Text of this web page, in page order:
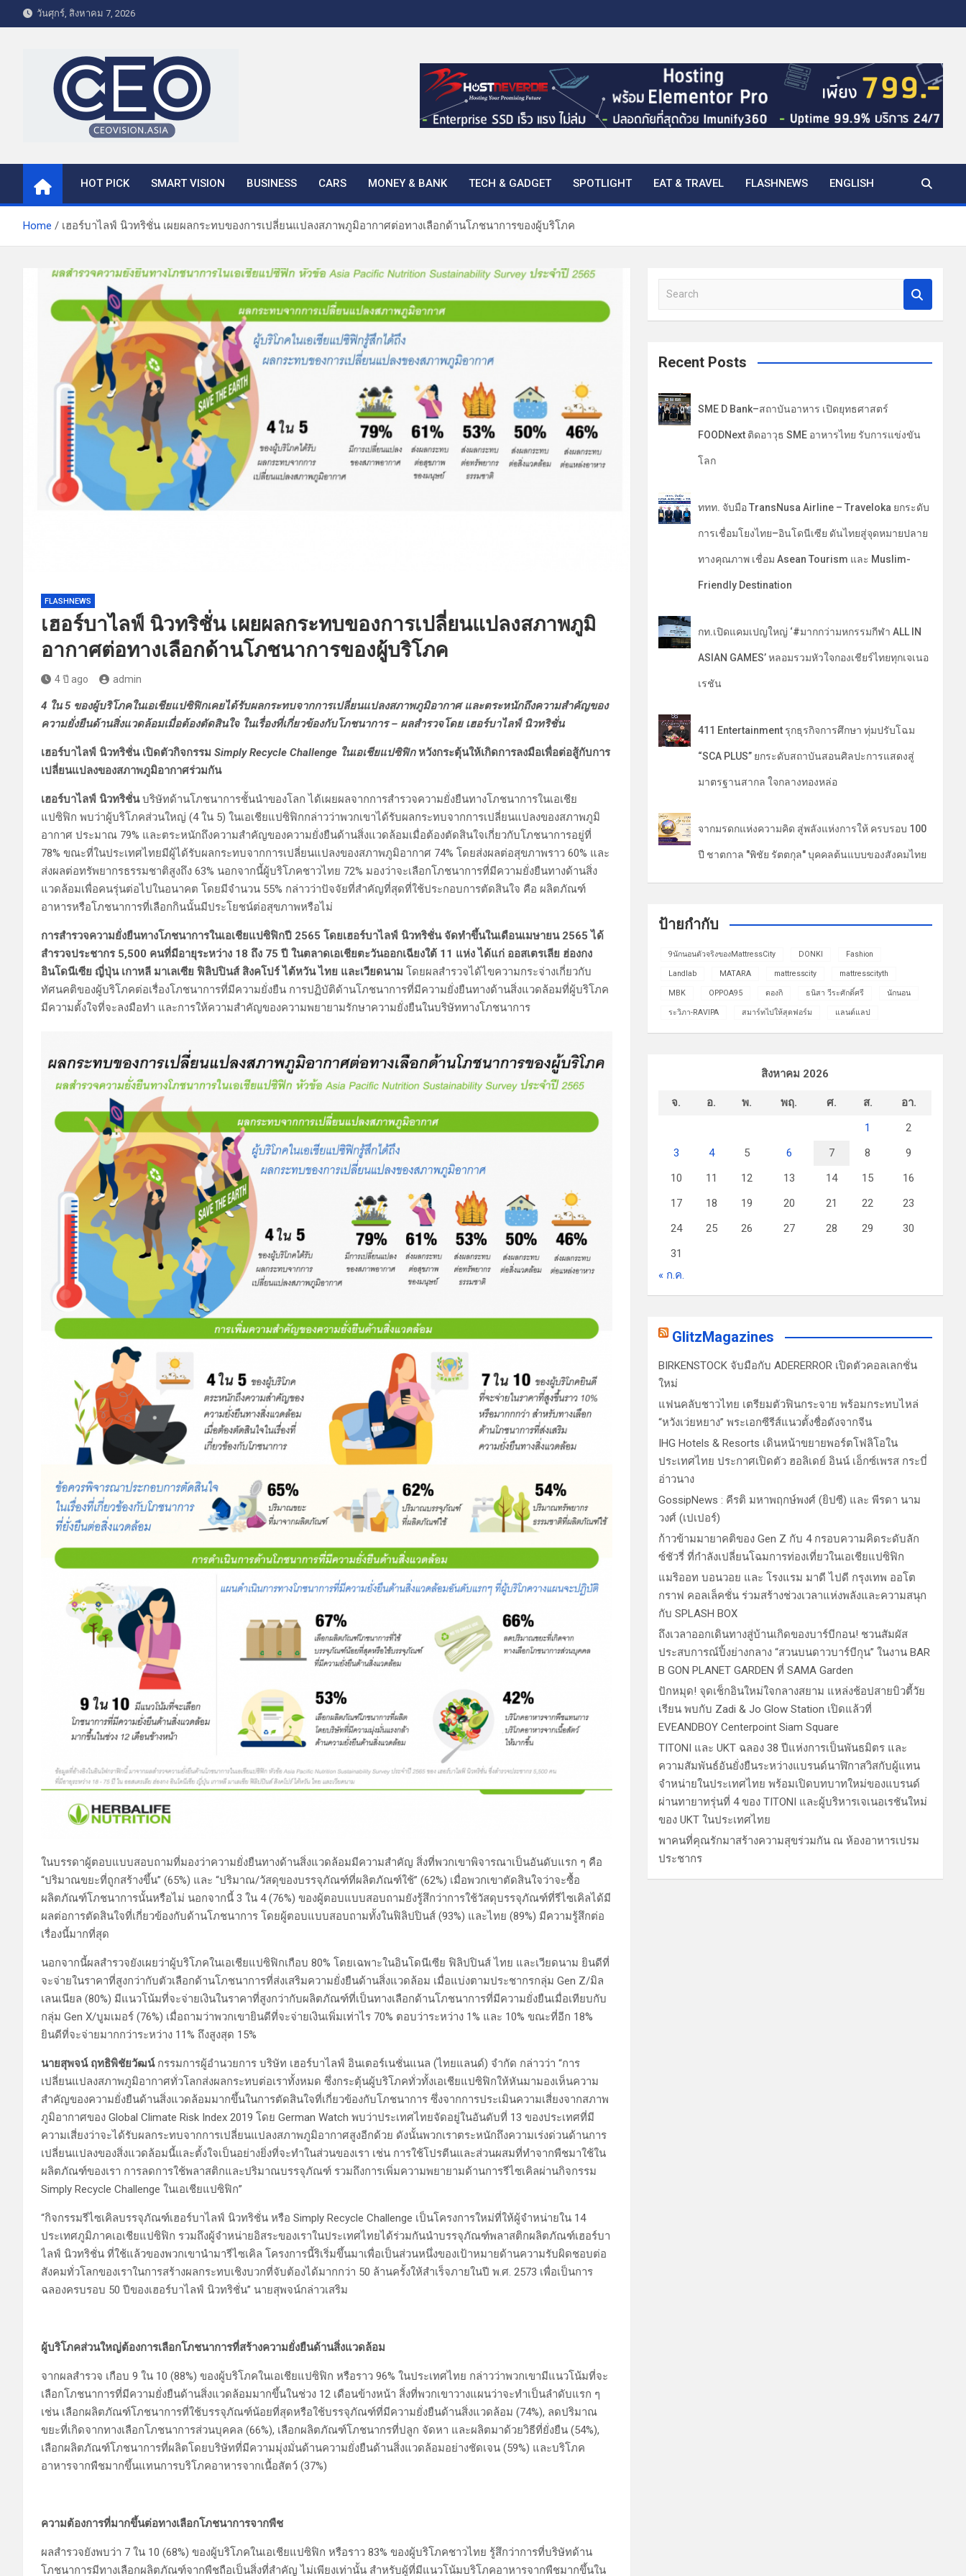
k
n
วันศุกร์, สิงหาคม 7, 2026
CEO VISION.ASIA
HOT PICK SMART VISION BUSINESS CARS MONEY & BANK TECH & GADGET SPOTLIGHT EAT & TRAVEL FLASHNEWS ENGLISH
Home เฮอร์บาไลฟ์ นิวทริชั่น เผยผลกระทบของการเปลี่ยนแปลงสภาพภูมิอากาศต่อทางเลือกด้านโภชนาการของผู้บริโภค
FLASHNEWS
เฮอร์บาไลฟ์ นิวทริชั่น เผยผลกระทบของการเปลี่ยนแปลงสภาพภูมิ
อากาศต่อทางเลือกด้านโภชนาการของผู้บริโภค
4 ปี ago admin
4 ใน5ของผู้บริโภคในเอเชียแปซิฟิกเคยได้รับผลกระทบจากการเปลี่ยนแปลงสภาพภูมิอากาศ และตระหนักถึงความสำคัญของ
ความยั่งยืนด้านสิ่งแวดล้อมเมื่อต้องตัดสินใจ ในเรื่องที่เกี่ยวข้องกับโภชนาการ– ผลสำรวจโดย เฮอร์บาไลฟ์ นิวทริชั่น
เฮอร์บาไลฟ์ นิวทริชั่น เปิดตัวกิจกรรม Simply Recycle Challenge ในเอเชียแปซิฟิกหวังกระตุ้นให้เกิดการลงมือเพื่อต่อสู้กับการ
เปลี่ยนแปลงของสภาพภูมิอากาศร่วมกัน
เฮอร์บาไลฟ์ นิวทริชั่นบริษัทด้านโภชนาการชั้นนำของโลก ได้เผยผลจากการสำรวจความยั่งยืนทางโภชนาการในเอเชีย
แปซิฟิก พบว่าผู้บริโภคส่วนใหญ่ (4 ใน 5) ในเอเชียแปซิฟิกกล่าวว่าพวกเขาได้รับผลกระทบจากการเปลี่ยนแปลงของสภาพภูมิ
อากาศ ประมาณ 79% และตระหนักถึงความสำคัญของความยั่งยืนด้านสิ่งแวดล้อมเมื่อต้องตัดสินใจเกี่ยวกับโภชนาการอยู่ที่
78% ขณะที่ในประเทศไทยมีผู้ได้รับผลกระทบจากการเปลี่ยนแปลงของสภาพภูมิอากาศ 74% โดยส่งผลต่อสุขภาพราว 60% และ
ส่งผลต่อทรัพยากรธรรมชาติสูงถึง 63% นอกจากนี้ผู้บริโภคชาวไทย 72% มองว่าจะเลือกโภชนาการที่มีความยั่งยืนทางด้านสิ่ง
แวดล้อมเพื่อคนรุ่นต่อไปในอนาคต โดยมีจำนวน 55% กล่าวว่าปัจจัยที่สำคัญที่สุดที่ใช้ประกอบการตัดสินใจ คือ ผลิตภัณฑ์
อาหารหรือโภชนาการที่เลือกกินนั้นมีประโยชน์ต่อสุขภาพหรือไม่
การสำรวจความยั่งยืนทางโภชนาการในเอเชียแปซิฟิกปี 2565 โดยเฮอร์บาไลฟ์ นิวทริชั่น จัดทำขึ้นในเดือนเมษายน 2565 ได้
สำรวจประชากร 5,500 คนที่มีอายุระหว่าง 18 ถึง 75 ปี ในตลาดเอเชียตะวันออกเฉียงใต้ 11 แห่ง ได้แก่ ออสเตรเลีย ฮ่องกง
อินโดนีเซีย ญี่ปุ่น เกาหลี มาเลเซีย ฟิลิปปินส์ สิงคโปร์ ไต้หวัน ไทย และเวียดนาม โดยผลสำรวจได้ไขความกระจ่างเกี่ยวกับ
ทัศนคติของผู้บริโภคต่อเรื่องโภชนาการที่มีความยั่งยืน การปฏิบัติด้านโภชนาการที่มีความยั่งยืนทางด้านสิ่งแวดล้อมที่ผู้บริโภค
มีความตั้งใจที่จะลงมือทำ และการให้ความสำคัญของความพยายามรักษาความยั่งยืนในบริษัททางโภชนาการ
ในบรรดาผู้ตอบแบบสอบถามที่มองว่าความยั่งยืนทางด้านสิ่งแวดล้อมมีความสำคัญ สิ่งที่พวกเขาพิจารณาเป็นอันดับแรก ๆ คือ
“ปริมาณขยะที่ถูกสร้างขึ้น” (65%) และ “ปริมาณ/วัสดุของบรรจุภัณฑ์ที่ผลิตภัณฑ์ใช้” (62%) เมื่อพวกเขาตัดสินใจว่าจะซื้อ
ผลิตภัณฑ์โภชนาการนั้นหรือไม่ นอกจากนี้ 3 ใน 4 (76%) ของผู้ตอบแบบสอบถามยังรู้สึกว่าการใช้วัสดุบรรจุภัณฑ์ที่รีไซเคิลได้มี
ผลต่อการตัดสินใจที่เกี่ยวข้องกับด้านโภชนาการ โดยผู้ตอบแบบสอบถามทั้งในฟิลิปปินส์ (93%) และไทย (89%) มีความรู้สึกต่อ
เรื่องนี้มากที่สุด
นอกจากนี้ผลสำรวจยังเผยว่าผู้บริโภคในเอเชียแปซิฟิกเกือบ 80% โดยเฉพาะในอินโดนีเซีย ฟิลิปปินส์ ไทย และเวียดนาม ยินดีที่
จะจ่ายในราคาที่สูงกว่ากับตัวเลือกด้านโภชนาการที่ส่งเสริมความยั่งยืนด้านสิ่งแวดล้อม เมื่อแบ่งตามประชากรกลุ่ม Gen Z/มิล
เลนเนียล (80%) มีแนวโน้มที่จะจ่ายเงินในราคาที่สูงกว่ากับผลิตภัณฑ์ที่เป็นทางเลือกด้านโภชนาการที่มีความยั่งยืนเมื่อเทียบกับ
กลุ่ม Gen X/บูมเมอร์ (76%) เมื่อถามว่าพวกเขายินดีที่จะจ่ายเงินเพิ่มเท่าไร 70% ตอบว่าระหว่าง 1% และ 10% ขณะที่อีก 18%
ยินดีที่จะจ่ายมากกว่าระหว่าง 11% ถึงสูงสุด 15%
นายสุพจน์ ฤทธิพิชัยวัฒน์กรรมการผู้อำนวยการ บริษัท เฮอร์บาไลฟ์ อินเตอร์เนชั่นแนล (ไทยแลนด์) จำกัด กล่าวว่า “การ
เปลี่ยนแปลงสภาพภูมิอากาศทั่วโลกส่งผลกระทบต่อเราทั้งหมด ซึ่งกระตุ้นผู้บริโภคทั่วทั้งเอเชียแปซิฟิกให้หันมามองเห็นความ
สำคัญของความยั่งยืนด้านสิ่งแวดล้อมมากขึ้นในการตัดสินใจที่เกี่ยวข้องกับโภชนาการ ซึ่งจากการประเมินความเสี่ยงจากสภาพ
ภูมิอากาศของ Global Climate Risk Index 2019 โดย German Watch พบว่าประเทศไทยจัดอยู่ในอันดับที่ 13 ของประเทศที่มี
ความเสี่ยงว่าจะได้รับผลกระทบจากการเปลี่ยนแปลงสภาพภูมิอากาศสูงอีกด้วย ดังนั้นพวกเราตระหนักถึงความเร่งด่วนด้านการ
เปลี่ยนแปลงของสิ่งแวดล้อมนี้และตั้งใจเป็นอย่างยิ่งที่จะทำในส่วนของเรา เช่น การใช้โปรตีนและส่วนผสมที่ทำจากพืชมาใช้ใน
ผลิตภัณฑ์ของเรา การลดการใช้พลาสติกและปริมาณบรรจุภัณฑ์ รวมถึงการเพิ่มความพยายามด้านการรีไซเคิลผ่านกิจกรรม
Simply Recycle Challenge ในเอเชียแปซิฟิก”
“กิจกรรมรีไซเคิลบรรจุภัณฑ์เฮอร์บาไลฟ์ นิวทริชั่น หรือ Simply Recycle Challenge เป็นโครงการใหม่ที่ให้ผู้จำหน่ายใน 14
ประเทศภูมิภาคเอเชียแปซิฟิก รวมถึงผู้จำหน่ายอิสระของเราในประเทศไทยได้ร่วมกันนำบรรจุภัณฑ์พลาสติกผลิตภัณฑ์เฮอร์บา
ไลฟ์ นิวทริชั่น ที่ใช้แล้วของพวกเขานำมารีไซเคิล โครงการนี้ริเริ่มขึ้นมาเพื่อเป็นส่วนหนึ่งของเป้าหมายด้านความรับผิดชอบต่อ
สังคมทั่วโลกของเราในการสร้างผลกระทบเชิงบวกที่จับต้องได้มากกว่า 50 ล้านครั้งให้สำเร็จภายในปี พ.ศ. 2573 เพื่อเป็นการ
ฉลองครบรอบ 50 ปีของเฮอร์บาไลฟ์ นิวทริชั่น” นายสุพจน์กล่าวเสริม
ผู้บริโภคส่วนใหญ่ต้องการเลือกโภชนาการที่สร้างความยั่งยืนด้านสิ่งแวดล้อม
จากผลสำรวจ เกือบ 9 ใน 10 (88%) ของผู้บริโภคในเอเชียแปซิฟิก หรือราว 96% ในประเทศไทย กล่าวว่าพวกเขามีแนวโน้มที่จะ
เลือกโภชนาการที่มีความยั่งยืนด้านสิ่งแวดล้อมมากขึ้นในช่วง 12 เดือนข้างหน้า สิ่งที่พวกเขาวางแผนว่าจะทำเป็นลำดับแรก ๆ
เช่น เลือกผลิตภัณฑ์โภชนาการที่ใช้บรรจุภัณฑ์น้อยที่สุดหรือใช้บรรจุภัณฑ์ที่มีความยั่งยืนด้านสิ่งแวดล้อม (74%), ลดปริมาณ
ขยะที่เกิดจากทางเลือกโภชนาการส่วนบุคคล (66%), เลือกผลิตภัณฑ์โภชนากรที่ปลูก จัดหา และผลิตมาด้วยวิธีที่ยั่งยืน (54%),
เลือกผลิตภัณฑ์โภชนาการที่ผลิตโดยบริษัทที่มีความมุ่งมั่นด้านความยั่งยืนด้านสิ่งแวดล้อมอย่างชัดเจน (59%) และบริโภค
อาหารจากพืชมากขึ้นแทนการบริโภคอาหารจากเนื้อสัตว์ (37%)
ความต้องการที่มากขึ้นต่อทางเลือกโภชนาการจากพืช
ผลสำรวจยังพบว่า 7 ใน 10 (68%) ของผู้บริโภคในเอเชียแปซิฟิก หรือราว 83% ของผู้บริโภคชาวไทย รู้สึกว่าการที่บริษัทด้าน
โภชนาการมีทางเลือกผลิตภัณฑ์จากพืชถือเป็นสิ่งที่สำคัญ ไม่เพียงเท่านั้น สำหรับผู้ที่มีแนวโน้มบริโภคอาหารจากพืชมากขึ้นใน
a
c
Recent Posts
SME D Bank–สถาบันอาหาร เปิดยุทธศาสตร์
FOODNext ติดอาวุธ SME อาหารไทย รับการแข่งขัน
โลก
ททท. จับมือ TransNusa Airline – Traveloka ยกระดับ
การเชื่อมโยงไทย–อินโดนีเซีย ดันไทยสู่จุดหมายปลาย
ทางคุณภาพ เชื่อม Asean Tourism และ Muslim-
Friendly Destination
กท.เปิดแคมเปญใหญ่ ‘#มากกว่ามหกรรมกีฬา ALL IN
ASIAN GAMES’ หลอมรวมหัวใจกองเชียร์ไทยทุกเจเนอ
เรชัน
411 Entertainment รุกธุรกิจการศึกษา ทุ่มปรับโฉม
“SCA PLUS” ยกระดับสถาบันสอนศิลปะการแสดงสู่
มาตรฐานสากล ใจกลางทองหล่อ
จากมรดกแห่งความคิด สู่พลังแห่งการให้ ครบรอบ 100
ปี ชาตกาล "พิชัย รัตตกุล" บุคคลต้นแบบของสังคมไทย
ป้ายกำกับ
9นักนอนตัวจริงของMattressCity DONKI Fashion
Landlab MATARA mattresscity mattresscityth
MBK OPPOA95 ดองกิ ธนิสา วีระศักดิ์ศรี นักนอน
ระวิภา-RAVIPA สมาร์ทไปให้สุดฟอร์ม แลนด์แลป
สิงหาคม 2026
จ. อ. พ. พฤ. ศ. ส.
อา.
1
2
3
4 5 6 7 8
9
10
11 12 13 14 15
16
17
18 19 20 21 22
23
24
25 26 27 28 29
30
31
« ก.ค.
GlitzMagazines
BIRKENSTOCK จับมือกับ ADERERROR เปิดตัวคอลเลกชั่น
ใหม่
แฟนคลับชาวไทย เตรียมตัวฟินกระจาย พร้อมกระทบไหล่
“หวังเว่ยหยาง” พระเอกซีรีส์แนวตั้งชื่อดังจากจีน
IHG Hotels & Resorts เดินหน้าขยายพอร์ตโฟลิโอใน
ประเทศไทย ประกาศเปิดตัว ฮอลิเดย์ อินน์ เอ็กซ์เพรส กระบี่
อ่าวนาง
GossipNews : คีรติ มหาพฤกษ์พงศ์ (ยิปซี) และ พีรดา นาม
วงศ์ (เปเปอร์)
ก้าวข้ามมายาคติของ Gen Z กับ 4 กรอบความคิดระดับลัก
ซ์ชัวรี่ ที่กำลังเปลี่ยนโฉมการท่องเที่ยวในเอเชียแปซิฟิก
แมริออท บอนวอย และ โรงแรม มาดี ไปดี กรุงเทพ ออโต
กราฟ คอลเล็คชั่น ร่วมสร้างช่วงเวลาแห่งพลังและความสนุก
กับ SPLASH BOX
ถึงเวลาออกเดินทางสู่บ้านเกิดของบาร์บีกอน! ชวนสัมผัส
ประสบการณ์ปิ้งย่างกลาง “สวนบนดาวบาร์บีกุน” ในงาน BAR
B GON PLANET GARDEN ที่ SAMA Garden
ปักหมุด! จุดเช็กอินใหม่ใจกลางสยาม แหล่งช้อปสายบิวตี้วัย
เรียน พบกับ Zadi & Jo Glow Station เปิดแล้วที่
EVEANDBOY Centerpoint Siam Square
TITONI และ UKT ฉลอง 38 ปีแห่งการเป็นพันธมิตร และ
ความสัมพันธ์อันยั่งยืนระหว่างแบรนด์นาฬิกาสวิสกับผู้แทน
จำหน่ายในประเทศไทย พร้อมเปิดบทบาทใหม่ของแบรนด์
ผ่านทายาทรุ่นที่ 4 ของ TITONI และผู้บริหารเจเนอเรชันใหม่
ของ UKT ในประเทศไทย
พาคนที่คุณรักมาสร้างความสุขร่วมกัน ณ ห้องอาหารเปรม
ประชากร